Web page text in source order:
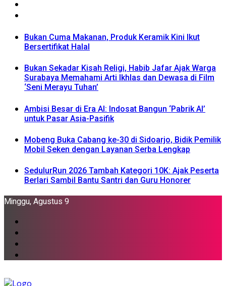
Bukan Cuma Makanan, Produk Keramik Kini Ikut
Bersertifikat Halal
Bukan Sekadar Kisah Religi, Habib Jafar Ajak Warga
Surabaya Memahami Arti Ikhlas dan Dewasa di Film
‘Seni Merayu Tuhan’
Ambisi Besar di Era AI: Indosat Bangun ‘Pabrik AI’
untuk Pasar Asia-Pasifik
Mobeng Buka Cabang ke-30 di Sidoarjo, Bidik Pemilik
Mobil Seken dengan Layanan Serba Lengkap
SedulurRun 2026 Tambah Kategori 10K: Ajak Peserta
Berlari Sambil Bantu Santri dan Guru Honorer
Minggu, Agustus 9